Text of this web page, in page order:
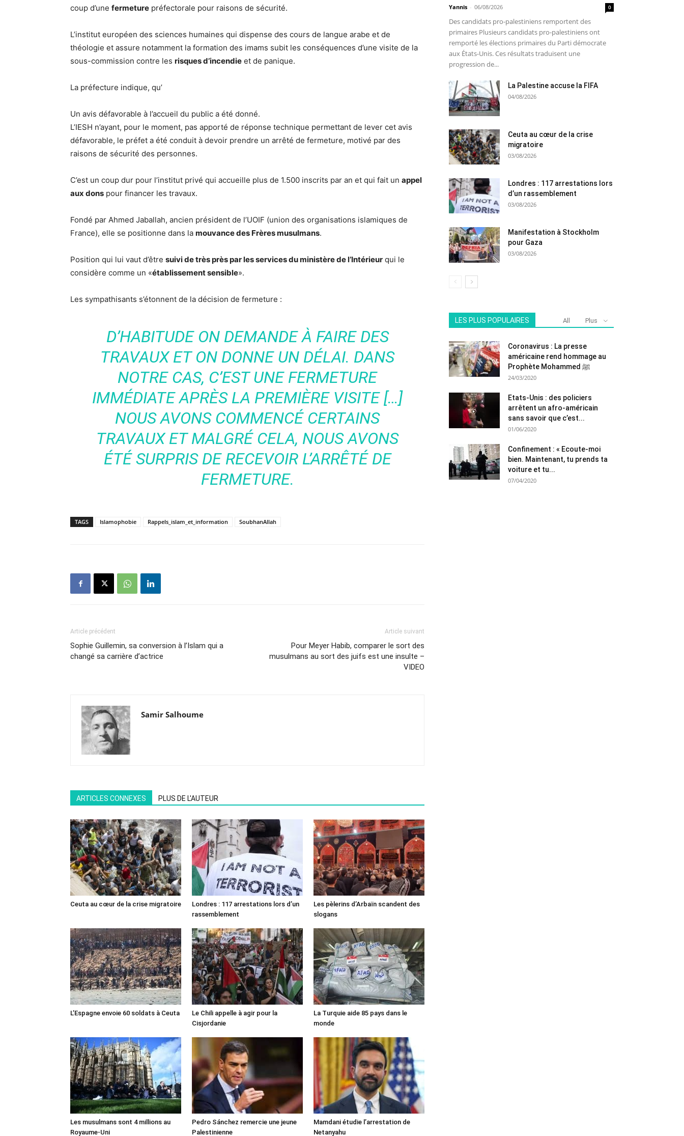
coup d’une fermeture préfectorale pour raisons de sécurité.
L’institut européen des sciences humaines qui dispense des cours de langue arabe et de
théologie et assure notamment la formation des imams subit les conséquences d’une visite de la
sous-commission contre les risques d’incendie et de panique.
La préfecture indique, qu’
Un avis défavorable à l’accueil du public a été donné.
L’IESH n’ayant, pour le moment, pas apporté de réponse technique permettant de lever cet avis
défavorable, le préfet a été conduit à devoir prendre un arrêté de fermeture, motivé par des
raisons de sécurité des personnes.
C’est un coup dur pour l’institut privé qui accueille plus de 1.500 inscrits par an et qui fait un appel
aux dons pour financer les travaux.
Fondé par Ahmed Jaballah, ancien président de l’UOIF (union des organisations islamiques de
France), elle se positionne dans la mouvance des Frères musulmans.
Position qui lui vaut d’être suivi de très près par les services du ministère de l’Intérieur qui le
considère comme un «établissement sensible».
Les sympathisants s’étonnent de la décision de fermeture :
D’HABITUDE ON DEMANDE À FAIRE DES
TRAVAUX ET ON DONNE UN DÉLAI. DANS
NOTRE CAS, C’EST UNE FERMETURE
IMMÉDIATE APRÈS LA PREMIÈRE VISITE […]
NOUS AVONS COMMENCÉ CERTAINS
TRAVAUX ET MALGRÉ CELA, NOUS AVONS
ÉTÉ SURPRIS DE RECEVOIR L’ARRÊTÉ DE
FERMETURE.
TAGS Islamophobie Rappels_islam_et_information SoubhanAllah
Article précédent
Sophie Guillemin, sa conversion à l’Islam qui a
changé sa carrière d’actrice
Article suivant
Pour Meyer Habib, comparer le sort des
musulmans au sort des juifs est une insulte –
VIDEO
Samir Salhoume
ARTICLES CONNEXES PLUS DE L'AUTEUR
Ceuta au cœur de la crise migratoire
Londres : 117 arrestations lors d’un
rassemblement
Les pèlerins d’Arbaïn scandent des
slogans
L’Espagne envoie 60 soldats à Ceuta
Le Chili appelle à agir pour la
Cisjordanie
La Turquie aide 85 pays dans le
monde
Les musulmans sont 4 millions au
Royaume-Uni
Pedro Sánchez remercie une jeune
Palestinienne
Mamdani étudie l’arrestation de
Netanyahu
Yannis - 06/08/2026 0
Des candidats pro-palestiniens remportent des
primaires Plusieurs candidats pro-palestiniens ont
remporté les élections primaires du Parti démocrate
aux États-Unis. Ces résultats traduisent une
progression de...
La Palestine accuse la FIFA
04/08/2026
Ceuta au cœur de la crise
migratoire
03/08/2026
Londres : 117 arrestations lors
d’un rassemblement
03/08/2026
Manifestation à Stockholm
pour Gaza
03/08/2026
LES PLUS POPULAIRES All Plus
Coronavirus : La presse
américaine rend hommage au
Prophète Mohammed ﷺ
24/03/2020
Etats-Unis : des policiers
arrêtent un afro-américain
sans savoir que c’est...
01/06/2020
Confinement : « Ecoute-moi
bien. Maintenant, tu prends ta
voiture et tu...
07/04/2020